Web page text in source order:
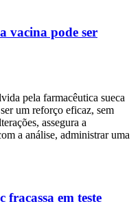
vacina pode ser
pela farmacêutica sueca
um reforço eficaz, sem
assegura a
a análise, administrar uma
em teste